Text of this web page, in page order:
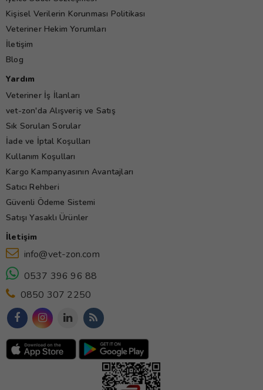
Kişisel Verilerin Korunması Politikası
Veteriner Hekim Yorumları
İletişim
Blog
Yardım
Veteriner İş İlanları
vet-zon'da Alışveriş ve Satış
Sık Sorulan Sorular
İade ve İptal Koşulları
Kullanım Koşulları
Kargo Kampanyasının Avantajları
Satıcı Rehberi
Güvenli Ödeme Sistemi
Satışı Yasaklı Ürünler
İletişim
info@vet-zon.com
0537 396 96 88
0850 307 2250